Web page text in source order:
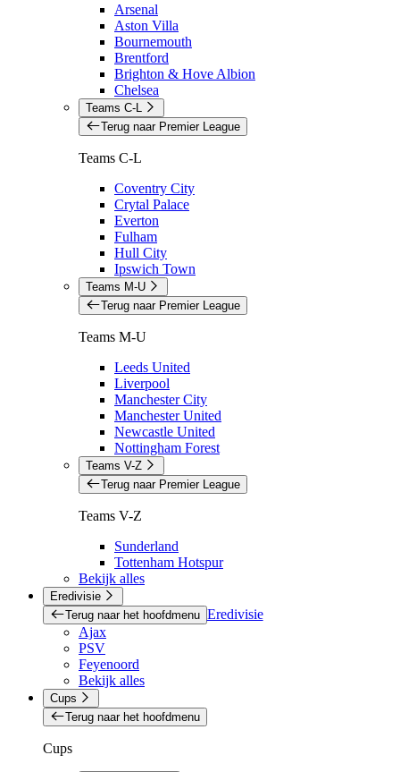
Arsenal
Aston Villa
Bournemouth
Brentford
Brighton & Hove Albion
Chelsea
Teams C-L
Terug naar Premier League
Teams C-L
Coventry City
Crytal Palace
Everton
Fulham
Hull City
Ipswich Town
Teams M-U
Terug naar Premier League
Teams M-U
Leeds United
Liverpool
Manchester City
Manchester United
Newcastle United
Nottingham Forest
Teams V-Z
Terug naar Premier League
Teams V-Z
Sunderland
Tottenham Hotspur
Bekijk alles
Eredivisie
Terug naar het hoofdmenu Eredivisie
Ajax
PSV
Feyenoord
Bekijk alles
Cups
Terug naar het hoofdmenu
Cups